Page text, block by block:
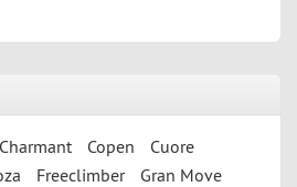
Charmant Copen
Cuore
Freeclimber
Gran Move